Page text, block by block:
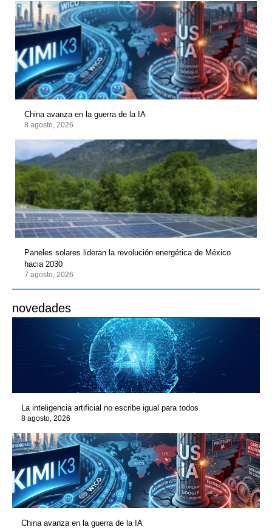
China avanza en la guerra de la IA
8 agosto, 2026
Paneles solares lideran la revolución energética de México
hacia 2030
7 agosto, 2026
novedades
La inteligencia artificial no escribe igual para todos
8 agosto, 2026
China avanza en la guerra de la IA